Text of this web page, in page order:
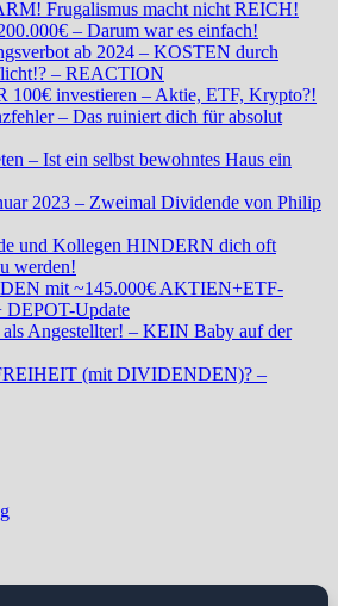
Frugalismus macht nicht REICH!
– Darum war es einfach!
ab 2024 – KOSTEN durch
– REACTION
100€ investieren – Aktie, ETF, Krypto?!
– Das ruiniert dich für absolut
– Ist ein selbst bewohntes Haus ein
2023 – Zweimal Dividende von Philip
und Kollegen HINDERN dich oft
werden!
mit ~145.000€ AKTIEN+ETF-
Update
Angestellter! – KEIN Baby auf der
(mit DIVIDENDEN)? –